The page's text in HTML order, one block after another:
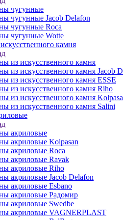
чугунные
чугунные Jacob Delafon
чугунные Roca
чугунные Wotte
камня
из искусственного камня
из искусственного камня Jacob
из искусственного камня ESSE
из искусственного камня Riho
из искусственного камня
из искусственного камня Salini
акриловые
акриловые Kolpasan
акриловые Roca
акриловые Ravak
акриловые Riho
акриловые Jacob Delafon
акриловые Esbano
акриловые Радомир
акриловые Swedbe
акриловые VAGNERPLAST